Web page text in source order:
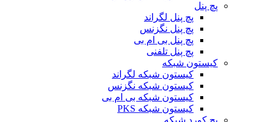
پچ پنل
پچ پنل لگراند
پچ پنل نگزنس
پچ پنل بی ام بی
پچ پنل تلفنی
کیستون شبکه
کیستون شبکه لگراند
کیستون شبکه نگزنس
کیستون شبکه بی ام بی
کیستون شبکه PKS